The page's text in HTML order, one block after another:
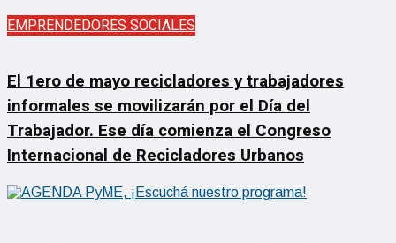
EMPRENDEDORES SOCIALES
El 1ero de mayo recicladores y trabajadores
informales se movilizarán por el Día del
Trabajador. Ese día comienza el Congreso
Internacional de Recicladores Urbanos